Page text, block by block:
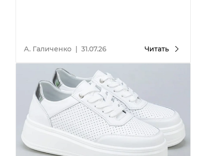
А. Галиченко | 31.07.26 Читать